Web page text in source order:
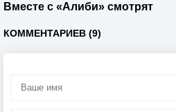
Вместе с «Алиби» смотрят
КОММЕНТАРИЕВ (9)